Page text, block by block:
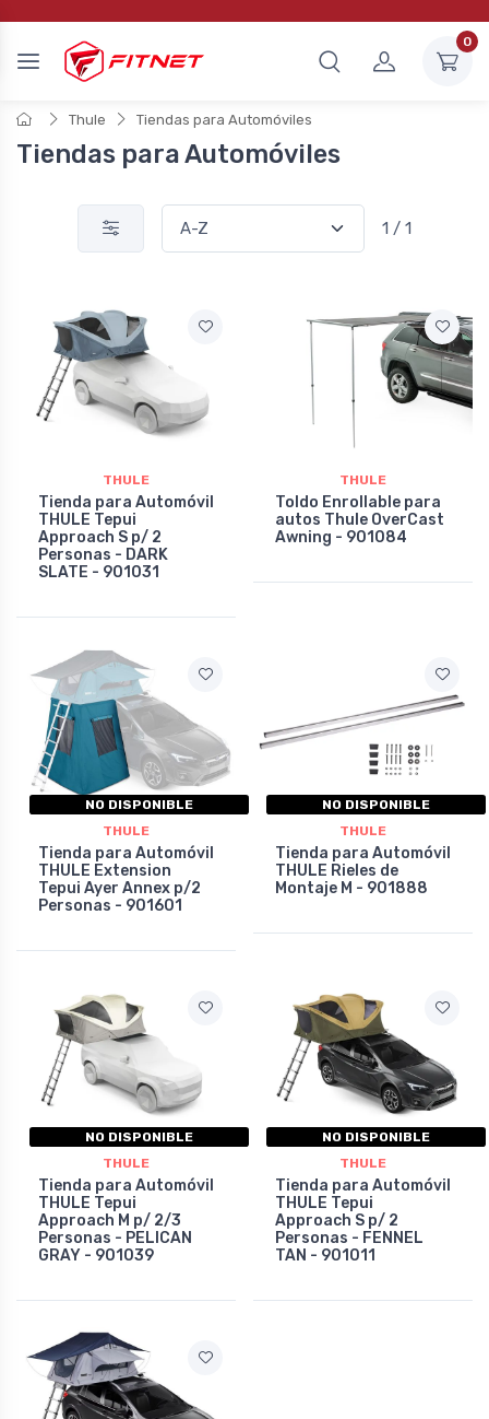
0
Thule Tiendas para Automóviles
Tiendas para Automóviles
1 / 1
THULE
Tienda para Automóvil
THULE Tepui
Approach S p/ 2
Personas - DARK
SLATE - 901031
THULE
Toldo Enrollable para
autos Thule OverCast
Awning - 901084
NO DISPONIBLE
THULE
Tienda para Automóvil
THULE Extension
Tepui Ayer Annex p/2
Personas - 901601
NO DISPONIBLE
THULE
Tienda para Automóvil
THULE Rieles de
Montaje M - 901888
NO DISPONIBLE
THULE
Tienda para Automóvil
THULE Tepui
Approach M p/ 2/3
Personas - PELICAN
GRAY - 901039
NO DISPONIBLE
THULE
Tienda para Automóvil
THULE Tepui
Approach S p/ 2
Personas - FENNEL
TAN - 901011